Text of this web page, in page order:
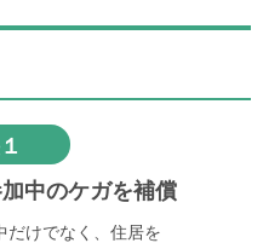
１
中のケガを補償
だけでなく、住居を